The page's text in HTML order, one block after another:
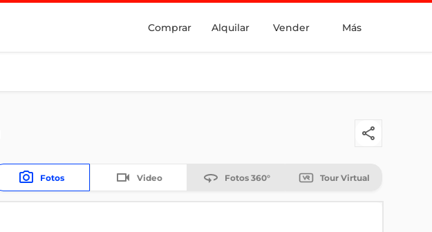
Comprar Alquilar Vender Más
Fotos Video Fotos 360° Tour Virtual